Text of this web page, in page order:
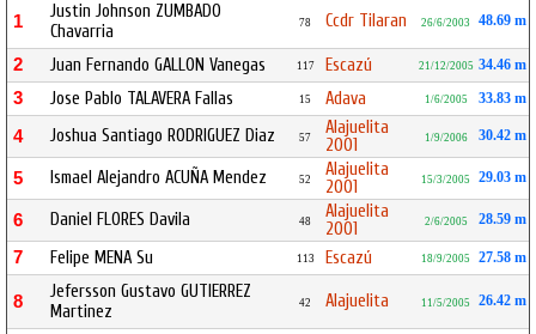
1
Justin Johnson ZUMBADO
Chavarria
78 Ccdr Tilaran 26/6/2003 48.69 m
2 Juan Fernando GALLON Vanegas 117 Escazú 21/12/2005 34.46 m
3 Jose Pablo TALAVERA Fallas 15 Adava 1/6/2005 33.83 m
4 Joshua Santiago RODRIGUEZ Diaz 57
Alajuelita
2001
1/9/2006 30.42 m
5 Ismael Alejandro ACUÑA Mendez 52
Alajuelita
2001
15/3/2005 29.03 m
6 Daniel FLORES Davila 48
Alajuelita
2001
2/6/2005 28.59 m
7 Felipe MENA Su 113 Escazú 18/9/2005 27.58 m
8
Jefersson Gustavo GUTIERREZ
Martinez
42 Alajuelita 11/5/2005 26.42 m